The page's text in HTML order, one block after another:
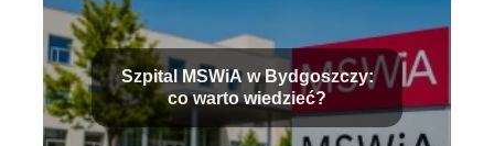
Szpital MSWiA w Bydgoszczy:
co warto wiedzieć?